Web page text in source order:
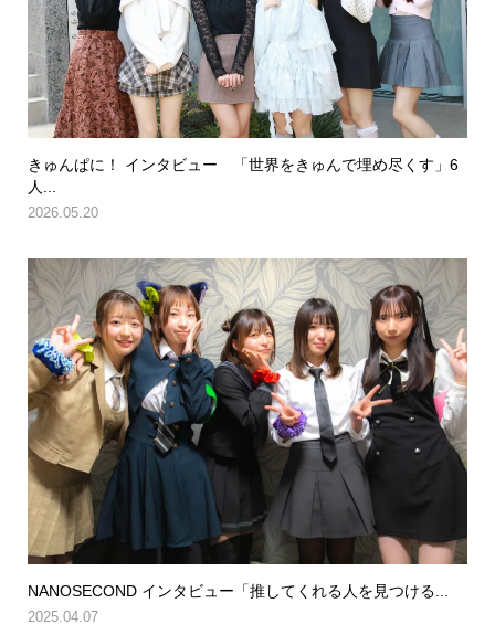
きゅんぱに！ インタビュー 「世界をきゅんで埋め尽くす」6
人...
2026.05.20
NANOSECOND インタビュー「推してくれる人を見つける...
2025.04.07